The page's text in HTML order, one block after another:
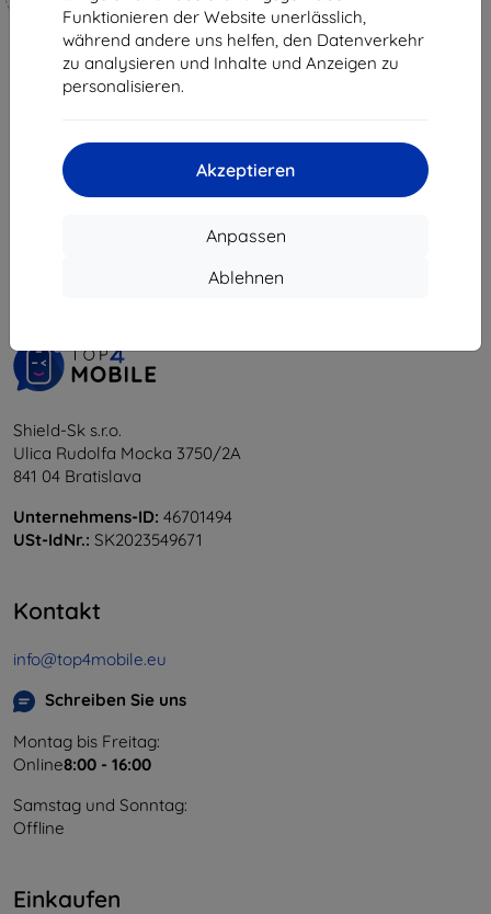
Funktionieren der Website unerlässlich,
während andere uns helfen, den Datenverkehr
zu analysieren und Inhalte und Anzeigen zu
personalisieren.
Akzeptieren
Anpassen
Ablehnen
hergestellt
19,90 €
17,91 €
31,42 €
Auf Lager > 5 Stk.
vom ganzen6.
Shield-Sk s.r.o.
Ulica Rudolfa Mocka 3750/2A
841 04 Bratislava
Unternehmens-ID: 46701494
USt-IdNr.: SK2023549671
Kontakt
info@top4mobile.eu
Schreiben Sie uns
Montag bis Freitag:
Online8:00 - 16:00
Samstag und Sonntag:
Offline
Einkaufen